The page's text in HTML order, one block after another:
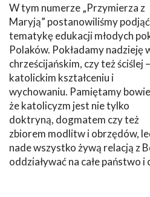
W tym numerze „Przymierza z
Maryją” postanowiliśmy podjąć
tematykę edukacji młodych
Polaków. Pokładamy nadzieję
chrześcijańskim, czy też ściślej –
katolickim kształceniu i
wychowaniu. Pamiętamy
że katolicyzm jest nie tylko
doktryną, dogmatem czy też
zbiorem modlitw i obrzędów,
nade wszystko żywą relacją z
oddziaływać na całe państwo i